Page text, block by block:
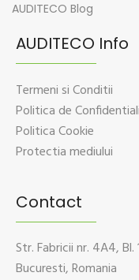
AUDITECO Blog
AUDITECO Info
Termeni si Conditii
Politica de
Politica Cookie
Protectia mediului
Contact
Str. Fabricii nr. 4A4,
Bucuresti, Romania